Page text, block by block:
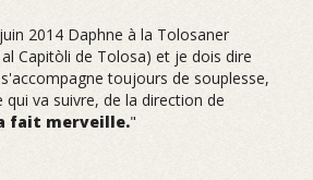
2014 Daphne à la Tolosaner
Capitòli de Tolosa) et je dois dire
toujours de souplesse,
va suivre, de la direction de
fait merveille."